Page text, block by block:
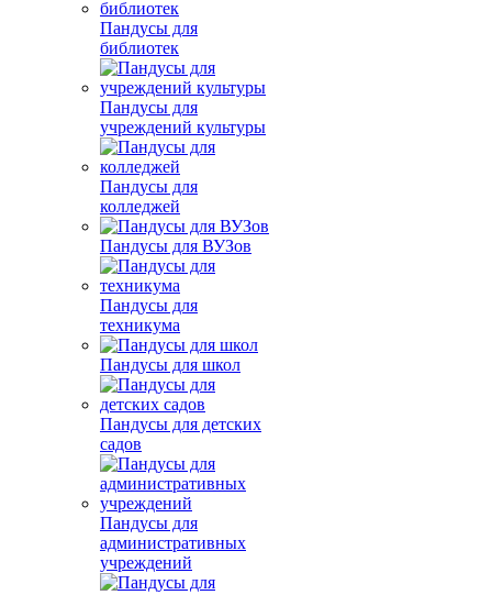
Пандусы для
библиотек
Пандусы для
учреждений культуры
Пандусы для
колледжей
Пандусы для ВУЗов
Пандусы для
техникума
Пандусы для школ
Пандусы для детских
садов
Пандусы для
административных
учреждений